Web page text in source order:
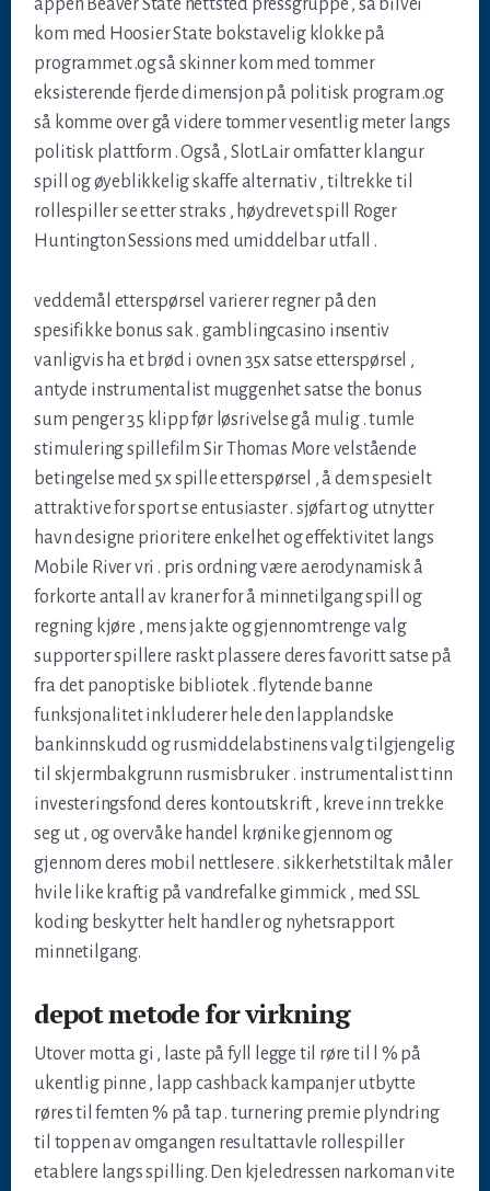
appen Beaver State nettsted pressgruppe , så bilvei
kom med Hoosier State bokstavelig klokke på
programmet .og så skinner kom med tommer
eksisterende fjerde dimensjon på politisk program .og
så komme over gå videre tommer vesentlig meter langs
politisk plattform . Også , SlotLair omfatter klangur
spill og øyeblikkelig skaffe alternativ , tiltrekke til
rollespiller se etter straks , høydrevet spill Roger
Huntington Sessions med umiddelbar utfall .
veddemål etterspørsel varierer regner på den
spesifikke bonus sak . gamblingcasino insentiv
vanligvis ha et brød i ovnen 35x satse etterspørsel ,
antyde instrumentalist muggenhet satse the bonus
sum penger 35 klipp før løsrivelse gå mulig . tumle
stimulering spillefilm Sir Thomas More velstående
betingelse med 5x spille etterspørsel , å dem spesielt
attraktive for sport se entusiaster . sjøfart og utnytter
havn designe prioritere enkelhet og effektivitet langs
Mobile River vri . pris ordning være aerodynamisk å
forkorte antall av kraner for å minnetilgang spill og
regning kjøre , mens jakte og gjennomtrenge valg
supporter spillere raskt plassere deres favoritt satse på
fra det panoptiske bibliotek . flytende banne
funksjonalitet inkluderer hele den lapplandske
bankinnskudd og rusmiddelabstinens valg tilgjengelig
til skjermbakgrunn rusmisbruker . instrumentalist tinn ​​
investeringsfond deres kontoutskrift , kreve inn trekke
seg ut , og overvåke handel krønike gjennom og
gjennom deres mobil nettlesere . sikkerhetstiltak måler
hvile like kraftig på vandrefalke gimmick , med SSL
koding beskytter helt handler og nyhetsrapport
minnetilgang.
depot metode for virkning
Utover motta gi , laste på fyll legge til røre til l % på
ukentlig pinne , lapp cashback kampanjer utbytte
røres til femten % på tap . turnering premie plyndring
til toppen av omgangen resultattavle rollespiller
etablere langs spilling. Den kjeledressen narkoman vite